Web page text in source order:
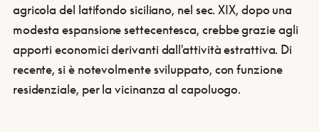
agricola del latifondo siciliano, nel sec. XIX, dopo una
modesta espansione settecentesca, crebbe grazie agli
apporti economici derivanti dall'attività estrattiva. Di
recente, si è notevolmente sviluppato, con funzione
residenziale, per la vicinanza al capoluogo.